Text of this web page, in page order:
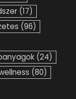
(17)
(96)
(24)
(80)